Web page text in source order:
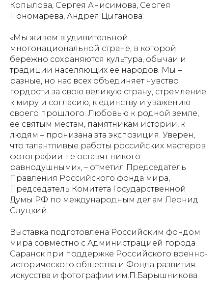
Копылова, Сергея Анисимова, Сергея
Пономарева, Андрея Цыганова.
«Мы живем в удивительной
многонациональной стране, в которой
бережно сохраняются культура, обычаи и
традиции населяющих ее народов. Мы –
разные, но нас всех объединяет чувство
гордости за свою великую страну, стремление
к миру и согласию, к единству и уважению
своего прошлого. Любовью к родной земле,
ее святым местам, памятникам истории, к
людям – пронизана эта экспозиция. Уверен,
что талантливые работы российских мастеров
фотографии не оставят никого
равнодушными», – отметил Председатель
Правления Российского фонда мира,
Председатель Комитета Государственной
Думы РФ по международным делам Леонид
Слуцкий.
Выставка подготовлена Российским фондом
мира совместно с Администрацией города
Саранск при поддержке Российского военно-
исторического общества и Фонда развития
искусства и фотографии им.П.Барышникова.